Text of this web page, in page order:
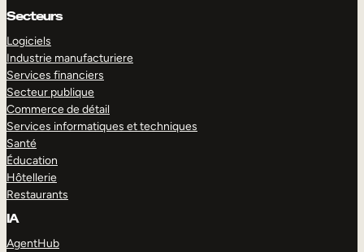
Secteurs
Logiciels
Industrie manufacturiere
Services financiers
Secteur publique
Commerce de détail
Services informatiques et techniques
Santé
Éducation
Hôtellerie
Restaurants
IA
AgentHub